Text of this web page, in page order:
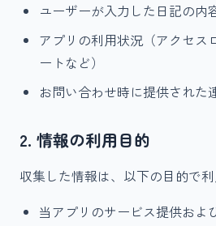
ユーザーが入力した日記の内
アプリの利用状況（アクセス
ートなど）
お問い合わせ時に提供された
2. 情報の利用目的
収集した情報は、以下の目的で利
当アプリのサービス提供およ